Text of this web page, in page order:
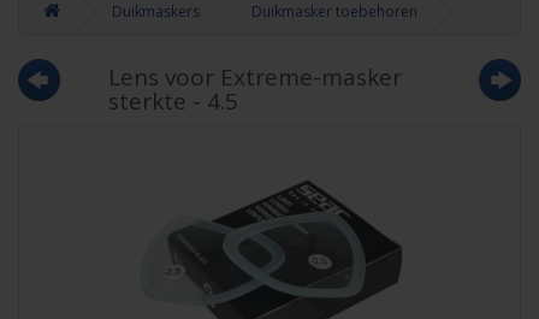
Duikmaskers Duikmasker toebehoren
Lens voor Extreme-masker
sterkte - 4.5